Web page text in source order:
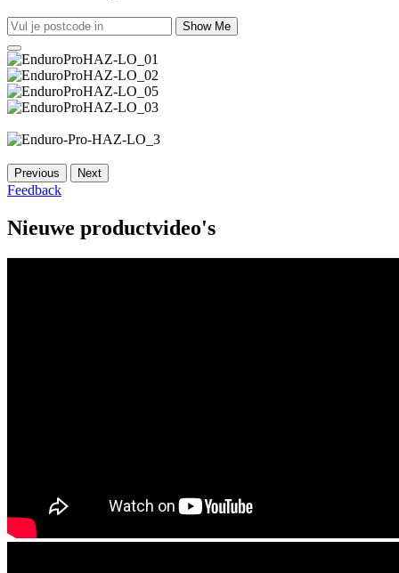
Show Me
Previous Next
Feedback
Nieuwe productvideo's